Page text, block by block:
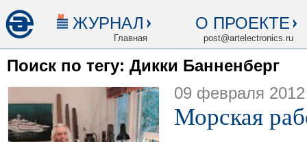
ЖУРНАЛ
Главная
О ПРОЕКТЕ
post@artelectronics.ru
Поиск по тегу: Дикки Банненберг
09 февраля 2012
Морская